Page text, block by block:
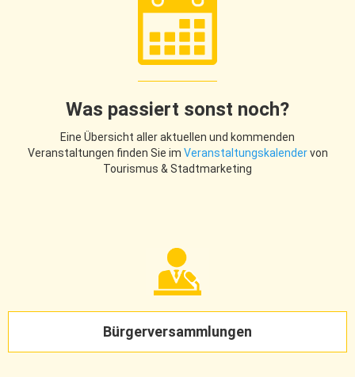
Was passiert sonst noch?
Eine Übersicht aller aktuellen und kommenden
Veranstaltungen finden Sie im Veranstaltungskalendervon
Tourismus & Stadtmarketing
Bürgerversammlungen